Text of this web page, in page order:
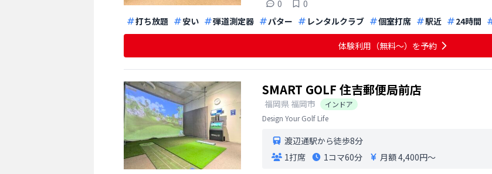
0
0
打ち放題
安い 弾道測定器 パター レンタルクラブ 個室打席 駅近 24時間
体験利用（無料〜）を予約
SMART GOLF 住吉郵便局前店
福岡県 福岡市
インドア
Design Your Golf Life
渡辺通駅から徒歩8分
1打席
1コマ60分 月額 4,400円〜